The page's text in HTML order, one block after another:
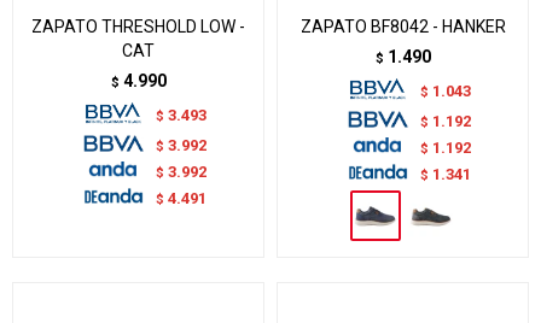
ZAPATO THRESHOLD LOW -
CAT
$ 4.990
$ 3.493
$ 3.992
$ 3.992
$ 4.491
ZAPATO BF8042 - HANKER
$ 1.490
$ 1.043
$ 1.192
$ 1.192
$ 1.341